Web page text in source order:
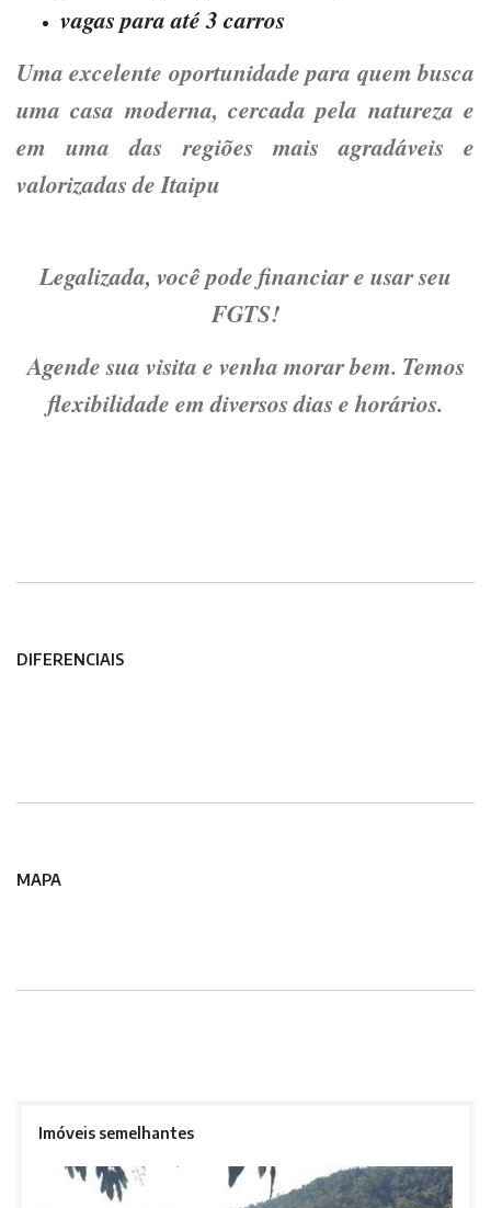
vagas para até3 carros
Uma excelente oportunidade para quem busca
uma casa moderna, cercada pela natureza e
em uma das regiões mais agradáveis e
valorizadas de Itaipu
Legalizada, você pode financiar e usar seu
FGTS!
Agende sua visita e venha morar bem. Temos
flexibilidade em diversos dias e horários.
DIFERENCIAIS
MAPA
Imóveis semelhantes